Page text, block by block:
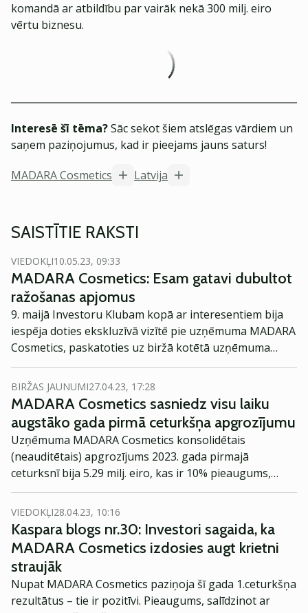
komandā ar atbildību par vairāk nekā 300 milj. eiro
vērtu biznesu.
Interesē šī tēma?Sāc sekot šiem atslēgas vārdiem un
saņem paziņojumus, kad ir pieejams jauns saturs!
MADARA Cosmetics
Latvija
SAISTĪTIE RAKSTI
VIEDOKĻI10.05.23, 09:33
MADARA Cosmetics: Esam gatavi dubultot
ražošanas apjomus
9. maijā Investoru Klubam kopā ar interesentiem bija
iespēja doties ekskluzīvā vizītē pie uzņēmuma MADARA
Cosmetics, paskatoties uz biržā kotētā uzņēmuma
darbību un ikdienu no iekšpuses. Apkopojam
būtiskākās atziņas!
BIRŽAS JAUNUMI27.04.23, 17:28
MADARA Cosmetics sasniedz visu laiku
augstāko gada pirmā ceturkšņa apgrozījumu
Uzņēmuma MADARA Cosmetics konsolidētais
(neauditētais) apgrozījums 2023. gada pirmajā
ceturksnī bija 5.29 milj. eiro, kas ir 10% pieaugums,
salīdzinot ar attiecīgo periodu 2022. gadā, un ir visu
laiku augstākais pirmā ceturkšņa apgrozījums līdz šim.
VIEDOKĻI28.04.23, 10:16
Kaspara blogs nr.30: Investori sagaida, ka
MADARA Cosmetics izdosies augt krietni
straujāk
Nupat MADARA Cosmetics paziņoja šī gada 1.ceturkšņa
rezultātus – tie ir pozitīvi. Pieaugums, salīdzinot ar